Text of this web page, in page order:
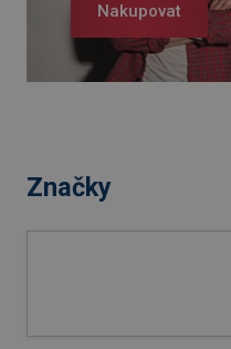
Nakupovat
Značky